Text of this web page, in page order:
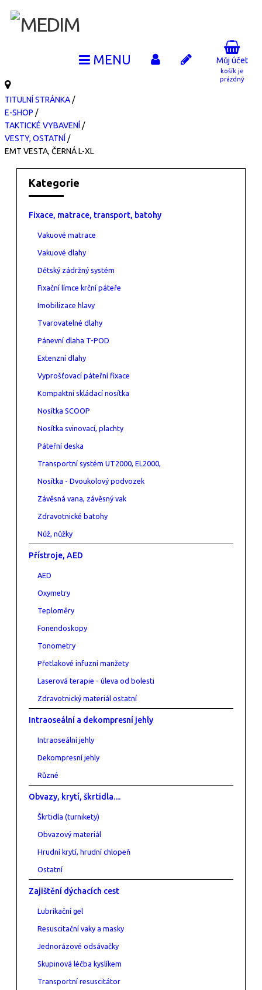
Můj účet
košík je
prázdný
TITULNÍ STRÁNKA /
E-SHOP /
TAKTICKÉ VYBAVENÍ /
VESTY, OSTATNÍ /
EMT VESTA, ČERNÁ L-XL
Kategorie
Fixace, matrace, transport, batohy
Vakuové matrace
Vakuové dlahy
Dětský zádržný systém
Fixační límce krční páteře
Imobilizace hlavy
Tvarovatelné dlahy
Pánevní dlaha T-POD
Extenzní dlahy
Vyprošťovací páteřní fixace
Kompaktní skládací nosítka
Nosítka SCOOP
Nosítka svinovací, plachty
Páteřní deska
Transportní systém UT2000, EL2000,
Nosítka - Dvoukolový podvozek
Závěsná vana, závěsný vak
Zdravotnické batohy
Nůž, nůžky
Přístroje, AED
AED
Oxymetry
Teploměry
Fonendoskopy
Tonometry
Přetlakové infuzní manžety
Laserová terapie - úleva od bolesti
Zdravotnický materiál ostatní
Intraoseální a dekompresní jehly
Intraoseální jehly
Dekompresní jehly
Různé
Obvazy, krytí, škrtidla....
Škrtidla (turnikety)
Obvazový materiál
Hrudní krytí, hrudní chlopeň
Ostatní
Zajištění dýchacích cest
Lubrikační gel
Resuscitační vaky a masky
Jednorázové odsávačky
Skupinová léčba kyslíkem
Transportní resuscitátor